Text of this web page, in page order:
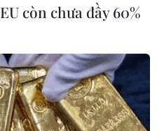
(TTXVN/Vietnam+)
còn chưa đầy 60%